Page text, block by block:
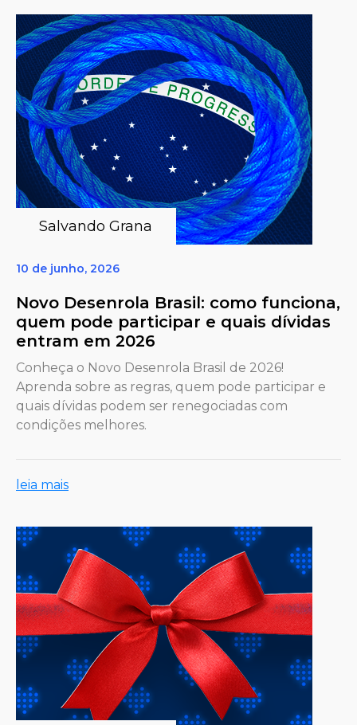
Salvando Grana
10 de junho, 2026
Novo Desenrola Brasil: como funciona,
quem pode participar e quais dívidas
entram em 2026
Conheça o Novo Desenrola Brasil de 2026!
Aprenda sobre as regras, quem pode participar e
quais dívidas podem ser renegociadas com
condições melhores.
leia mais